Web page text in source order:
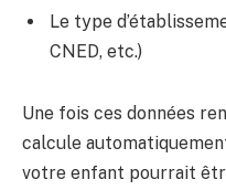
Le type
CNED, etc.)
Une fois ces données
calcule
votre enfant pourrait